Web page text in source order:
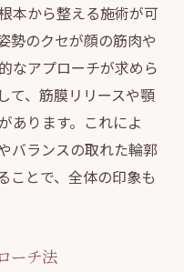
きる美の変化例
入れるコツとは
の選び方
院選びの基準
めるポイント
意点とNGワード
整体院活用術
ービスの特徴
本から整える施術が可
勢のクセが顔の筋肉や
なアプローチが求めら
て、筋膜リリースや顎
あります。これによ
バランスの取れた輪郭
ことで、全体の印象も
ーチ法